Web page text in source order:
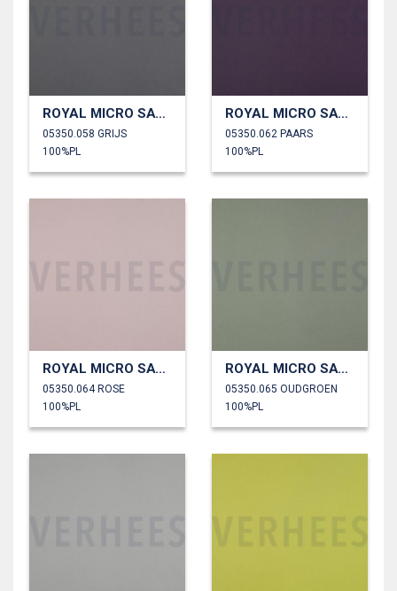
ROYAL MICRO SATIJN
05350.058 GRIJS
100%PL
ROYAL MICRO SATIJN
05350.062 PAARS
100%PL
ROYAL MICRO SATIJN
05350.064 ROSE
100%PL
ROYAL MICRO SATIJN
05350.065 OUDGROEN
100%PL